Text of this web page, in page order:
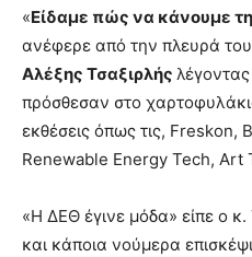
«Είδαμε πώς να κάνουμε
ανέφερε από την πλευρά
Αλέξης Τσαξιρλής
πρόσθεσαν στο
εκθέσεις όπως τις, Freskon,
Renewable Energy Tech, Art
«Η ΔΕΘ έγινε μόδα» είπε ο
και κάποια νούμερα